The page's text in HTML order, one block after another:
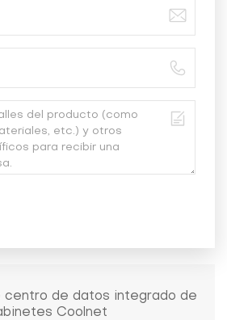
centro de datos integrado de
Coolnet